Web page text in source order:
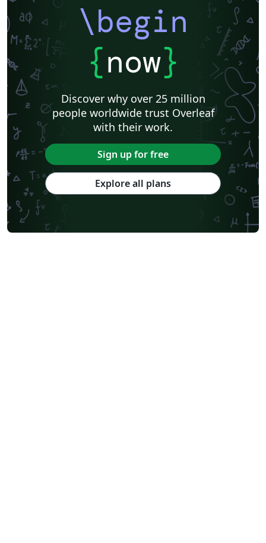
\begin
{now}
Discover why over 25 million
people worldwide trust Overleaf
with their work.
Sign up for free
Explore all plans